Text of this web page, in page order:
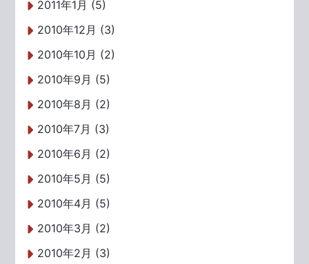
2011年1月 (5)
2010年12月 (3)
2010年10月 (2)
2010年9月 (5)
2010年8月 (2)
2010年7月 (3)
2010年6月 (2)
2010年5月 (5)
2010年4月 (5)
2010年3月 (2)
2010年2月 (3)